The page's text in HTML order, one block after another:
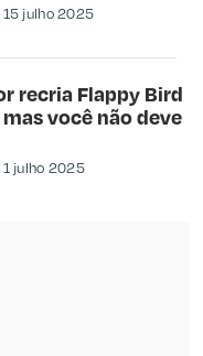
15 julho 2025
recria Flappy Bird
você não deve
1 julho 2025